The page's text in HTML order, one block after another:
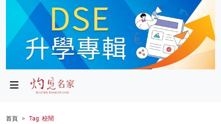
政局
財經
首頁 Tag: 校鬧